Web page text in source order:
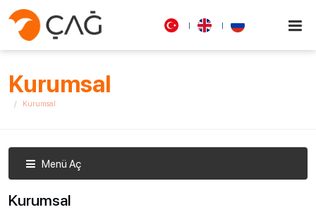
Kurumsal
Kurumsal
Menü Aç
Kurumsal